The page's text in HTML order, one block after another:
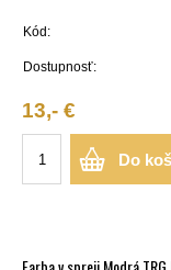
Kód:
Dostupnosť:
13,- €
Do